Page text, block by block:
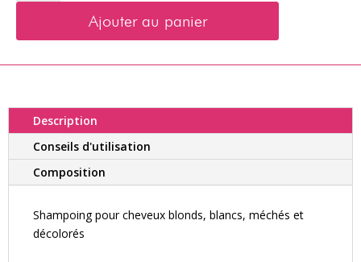
MEELOW
Ajouter au panier
Description
Conseils d'utilisation
Composition
Shampoing pour cheveux blonds, blancs, méchés et
décolorés